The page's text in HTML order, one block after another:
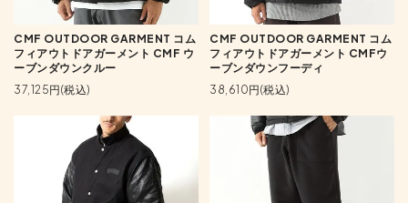
CMF OUTDOOR GARMENT コム
フィアウトドアガーメント CMF ウ
ーブンダウンクルー
37,125円(税込)
CMF OUTDOOR GARMENT コム
フィアウトドアガーメント CMFウ
ーブンダウンフーディ
38,610円(税込)